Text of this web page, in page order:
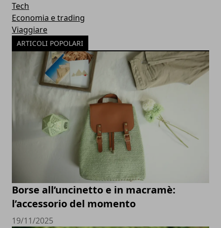
Tech
Economia e trading
Viaggiare
ARTICOLI POPOLARI
Borse all’uncinetto e in macramè:
l’accessorio del momento
19/11/2025